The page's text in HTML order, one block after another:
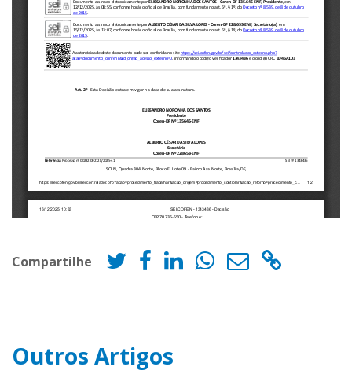
Compartilhe
Outros Artigos